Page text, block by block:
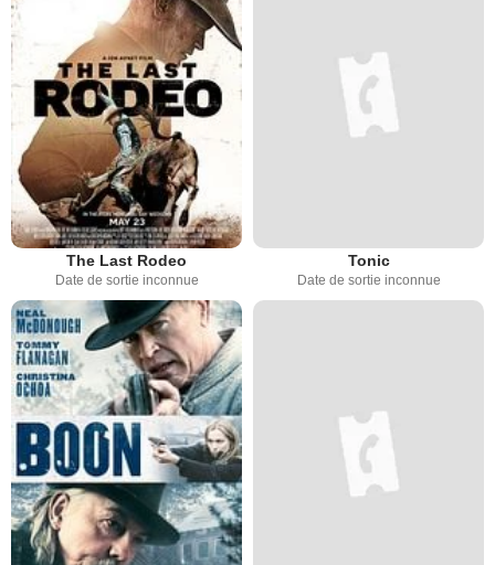
The Last Rodeo
Date de sortie inconnue
Tonic
Date de sortie inconnue